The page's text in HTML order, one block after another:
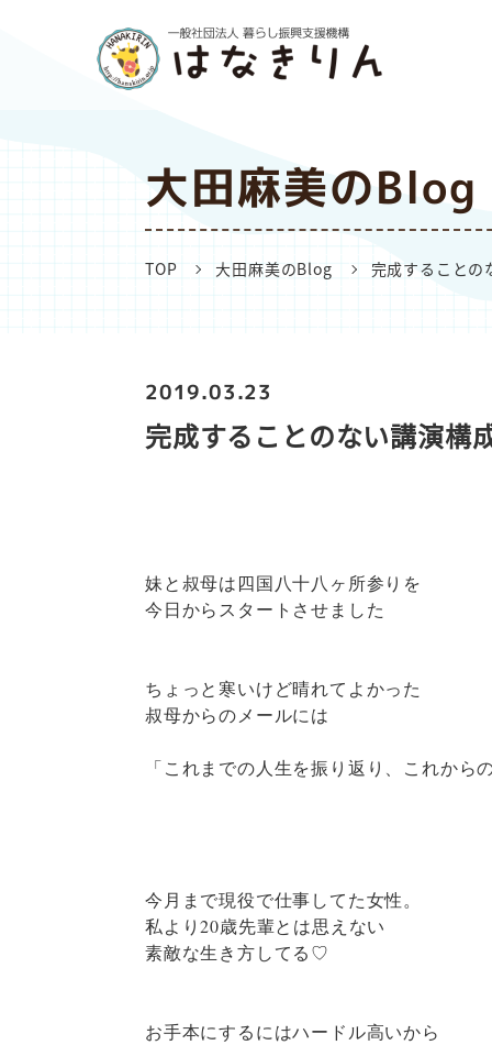
大田麻美のBlog
TOP 大田麻美のBlog 完成することの
2019.03.23
完成することのない講演構
妹と叔母は四国八十八ヶ所参りを
今日からスタートさせました
ちょっと寒いけど晴れてよかった
叔母からのメールには
「これまでの人生を振り返り、これから
今月まで現役で仕事してた女性。
私より20歳先輩とは思えない
素敵な生き方してる♡
お手本にするにはハードル高いから